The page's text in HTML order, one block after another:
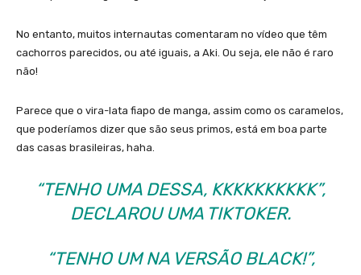
No entanto, muitos internautas comentaram no vídeo que têm
cachorros parecidos, ou até iguais, a Aki. Ou seja, ele não é raro
não!
Parece que o vira-lata fiapo de manga, assim como os caramelos,
que poderíamos dizer que são seus primos, está em boa parte
das casas brasileiras, haha.
“TENHO UMA DESSA, KKKKKKKKKK”,
DECLAROU UMA TIKTOKER.
“TENHO UM NA VERSÃO BLACK!”,